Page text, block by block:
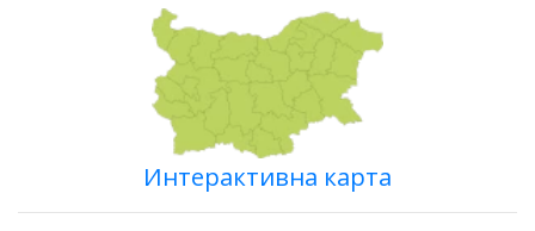
Интерактивна карта